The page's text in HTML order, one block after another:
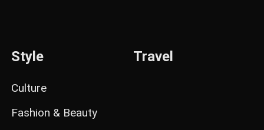
Style
Culture
Fashion & Beauty
Travel